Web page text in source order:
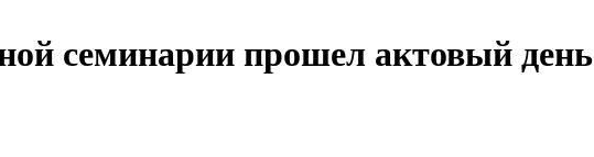
семинарии прошел актовый день